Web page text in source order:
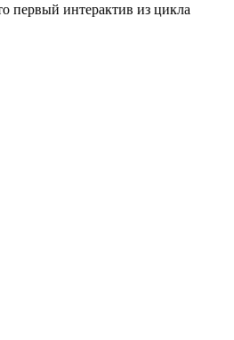
первый интерактив из цикла